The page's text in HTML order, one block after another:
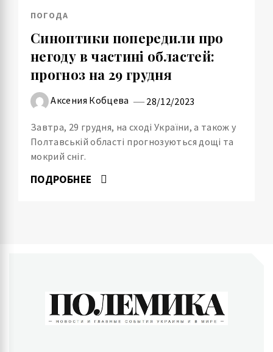
ПОГОДА
Синоптики попередили про
негоду в частині областей:
прогноз на 29 грудня
Аксения Кобцева 28/12/2023
Завтра, 29 грудня, на сході України, а також у
Полтавській області прогнозуються дощі та
мокрий сніг.
ПОДРОБНЕЕ